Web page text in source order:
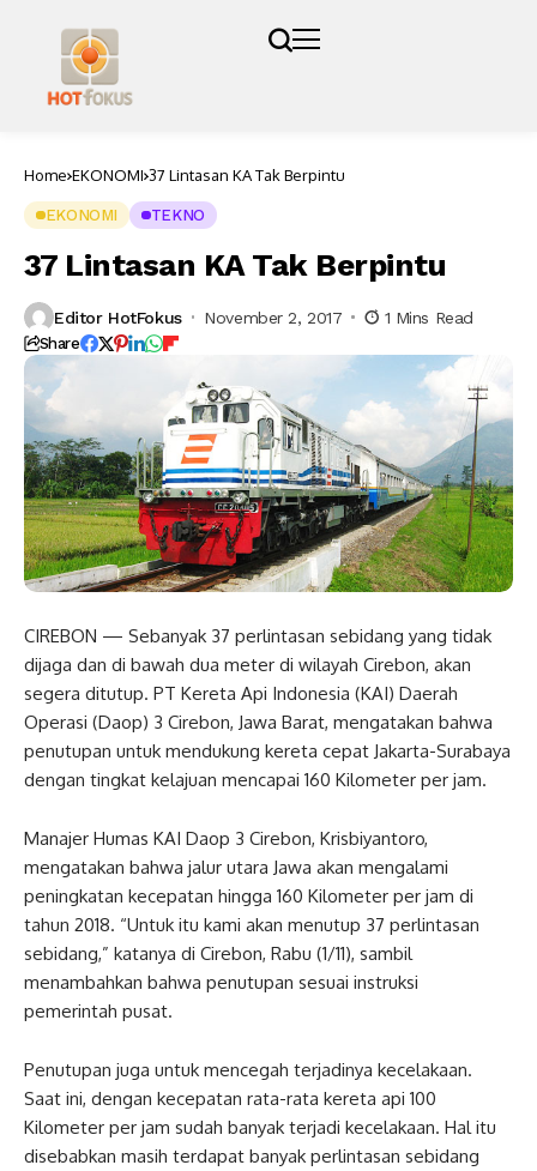
Home EKONOMI 37 Lintasan KA Tak Berpintu
EKONOMI TEKNO
37 Lintasan KA Tak Berpintu
Editor HotFokus November 2, 2017 1 Mins Read
Share
CIREBON — Sebanyak 37 perlintasan sebidang yang tidak
dijaga dan di bawah dua meter di wilayah Cirebon, akan
segera ditutup. PT Kereta Api Indonesia (KAI) Daerah
Operasi (Daop) 3 Cirebon, Jawa Barat, mengatakan bahwa
penutupan untuk mendukung kereta cepat Jakarta-Surabaya
dengan tingkat kelajuan mencapai 160 Kilometer per jam.
Manajer Humas KAI Daop 3 Cirebon, Krisbiyantoro,
mengatakan bahwa jalur utara Jawa akan mengalami
peningkatan kecepatan hingga 160 Kilometer per jam di
tahun 2018. “Untuk itu kami akan menutup 37 perlintasan
sebidang,” katanya di Cirebon, Rabu (1/11), sambil
menambahkan bahwa penutupan sesuai instruksi
pemerintah pusat.
Penutupan juga untuk mencegah terjadinya kecelakaan.
Saat ini, dengan kecepatan rata-rata kereta api 100
Kilometer per jam sudah banyak terjadi kecelakaan. Hal itu
disebabkan masih terdapat banyak perlintasan sebidang